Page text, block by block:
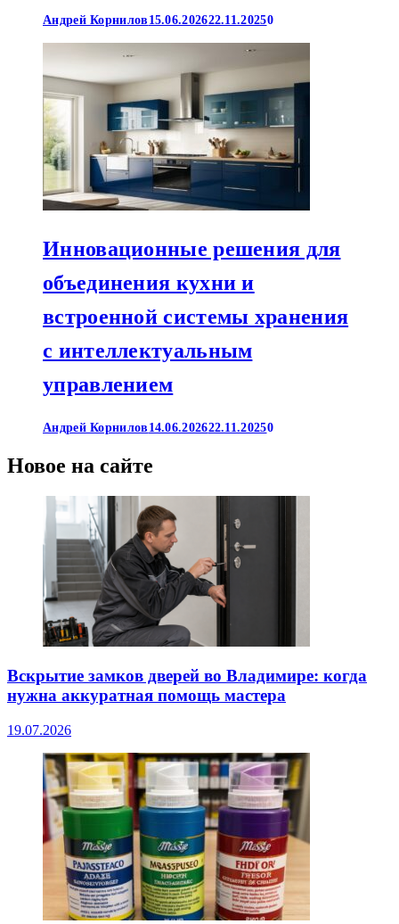
Андрей Корнилов 15.06.202622.11.20250
Инновационные решения для
объединения кухни и
встроенной системы хранения
с интеллектуальным
управлением
Андрей Корнилов 14.06.202622.11.20250
Новое на сайте
Вскрытие замков дверей во Владимире: когда
нужна аккуратная помощь мастера
19.07.2026